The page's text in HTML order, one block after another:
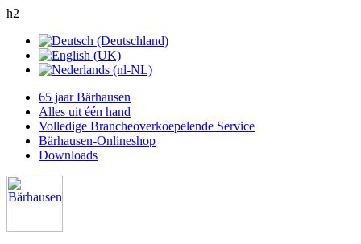
h2
65 jaar Bärhausen
Alles uit één hand
Volledige Brancheoverkoepelende Service
Bärhausen-Onlineshop
Downloads